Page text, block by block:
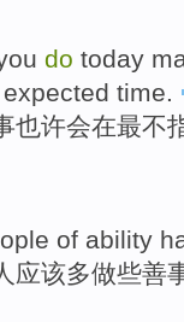
do today
expected time.
也许会在最不
of ability
应该多做些善